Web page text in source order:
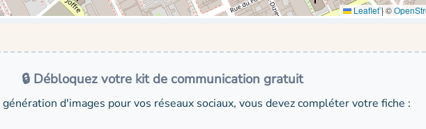
Leaflet|©
🔒 Débloquez votre kit de communication gratuit
génération d'images pour vos réseaux sociaux, vous devez compléter votre fiche :